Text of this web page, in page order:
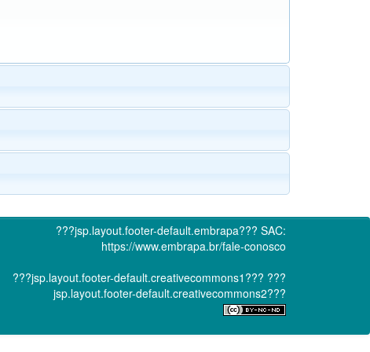
???jsp.layout.footer-default.embrapa??? SAC:
https://www.embrapa.br/fale-conosco
???jsp.layout.footer-default.creativecommons1??? ???
jsp.layout.footer-default.creativecommons2???